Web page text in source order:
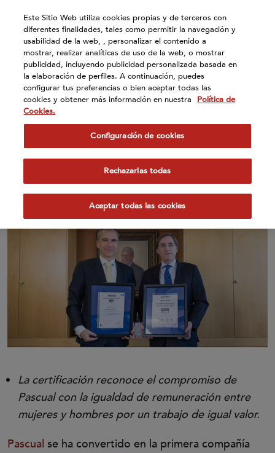
cuenta
sistema
accesibilidad.
10 Abr 2024
Pascual, la primera compañía
certificada por AENOR en
auditoría retributiva
La certificación reconoce el compromiso de
Pascual con la igualdad de remuneración entre
mujeres y hombres por un trabajo de igual valor.
Pascual se ha convertido en la primera compañía
Este Sitio Web utiliza cookies propias y de terceros con
diferentes finalidades, tales como permitir la navegación y
usabilidad de la web, , personalizar el contenido a
mostrar, realizar analíticas de uso de la web, o mostrar
publicidad, incluyendo publicidad personalizada basada en
la elaboración de perfiles. A continuación, puedes
configurar tus preferencias o bien aceptar todas las
cookies y obtener más información en nuestra
Política de
Cookies.
Configuración de cookies
Rechazarlas todas
Aceptar todas las cookies